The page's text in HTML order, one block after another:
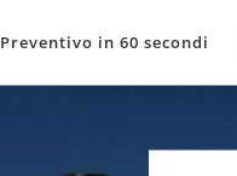
Preventivo in 60 secondi